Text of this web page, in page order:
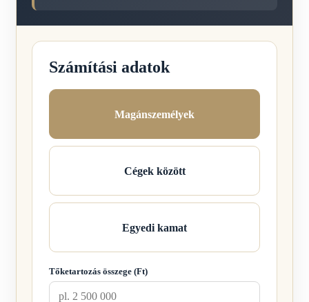
Számítási adatok
Magánszemélyek
Cégek között
Egyedi kamat
Tőketartozás összege (Ft)